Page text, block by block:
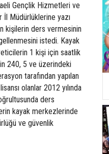
Gençlik Hizmetleri ve
İl Müdürlüklerine yazı
kişilerin ders vermesinin
istedi. Kayak
1 kişi için saatlik
240, 5 ve üzerindeki
tarafından yapılan
olanlar 2012 yılında
ders
kayak merkezlerinde
ve güvenlik